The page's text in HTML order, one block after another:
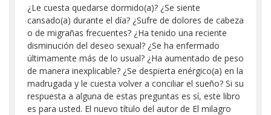
¿Le cuesta quedarse dormido(a)? ¿Se siente
cansado(a) durante el día? ¿Sufre de dolores de cabeza
o de migrañas frecuentes? ¿Ha tenido una reciente
disminución del deseo sexual? ¿Se ha enfermado
últimamente más de lo usual? ¿Ha aumentado de peso
de manera inexplicable? ¿Se despierta enérgico(a) en la
madrugada y le cuesta volver a conciliar el sueño? Si su
respuesta a alguna de estas preguntas es sí, este libro
es para usted. El nuevo título del autor de El milagro